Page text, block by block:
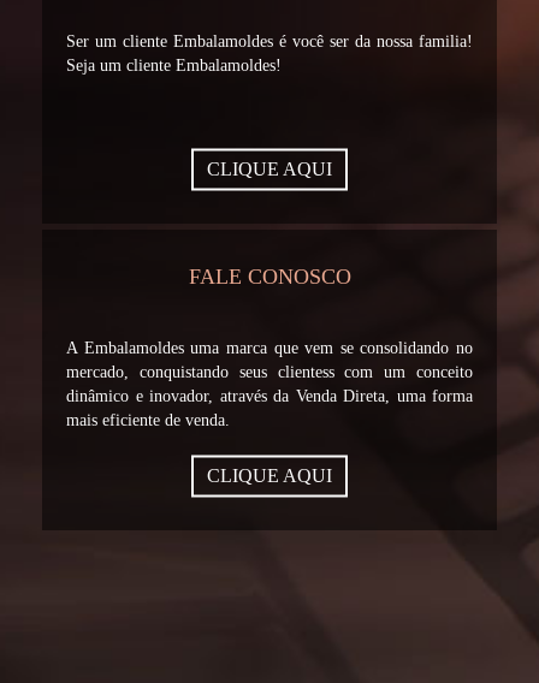
Ser um cliente Embalamoldes é você ser da nossa familia!
Seja um cliente Embalamoldes!
CLIQUE AQUI
FALE CONOSCO
A Embalamoldes uma marca que vem se consolidando no
mercado, conquistando seus clientess com um conceito
dinâmico e inovador, através da Venda Direta, uma forma
mais eficiente de venda.
CLIQUE AQUI